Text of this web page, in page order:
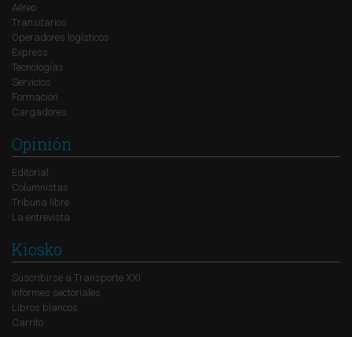
Aéreo
Transitarios
Operadores logísticos
Express
Tecnologías
Servicios
Formación
Cargadores
Opinión
Editorial
Columnistas
Tribuna libre
La entrevista
Kiosko
Suscribirse a Transporte XXI
Informes sectoriales
Libros blancos
Carrito